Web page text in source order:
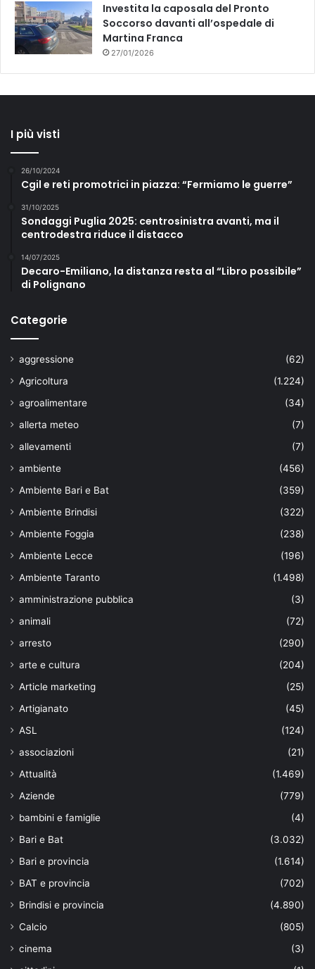
Investita la caposala del Pronto
Soccorso davanti all’ospedale di
Martina Franca
27/01/2026
I più visti
26/10/2024
Cgil e reti promotrici in piazza: “Fermiamo le guerre”
31/10/2025
Sondaggi Puglia 2025: centrosinistra avanti, ma il
centrodestra riduce il distacco
14/07/2025
Decaro-Emiliano, la distanza resta al “Libro possibile”
di Polignano
Categorie
aggressione
(62)
Agricoltura
(1.224)
agroalimentare
(34)
allerta meteo
(7)
allevamenti
(7)
ambiente
(456)
Ambiente Bari e Bat
(359)
Ambiente Brindisi
(322)
Ambiente Foggia
(238)
Ambiente Lecce
(196)
Ambiente Taranto
(1.498)
amministrazione pubblica
(3)
animali
(72)
arresto
(290)
arte e cultura
(204)
Article marketing
(25)
Artigianato
(45)
ASL
(124)
associazioni
(21)
Attualità
(1.469)
Aziende
(779)
bambini e famiglie
(4)
Bari e Bat
(3.032)
Bari e provincia
(1.614)
BAT e provincia
(702)
Brindisi e provincia
(4.890)
Calcio
(805)
cinema
(3)